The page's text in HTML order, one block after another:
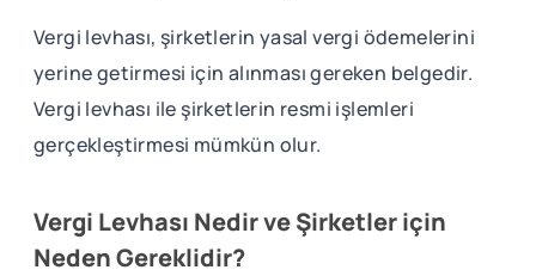
Vergi levhası, şirketlerin yasal vergi ödemelerini
yerine getirmesi için alınması gereken belgedir.
Vergi levhası ile şirketlerin resmi işlemleri
gerçekleştirmesi mümkün olur.
Vergi Levhası Nedir ve Şirketler için
Neden Gereklidir?